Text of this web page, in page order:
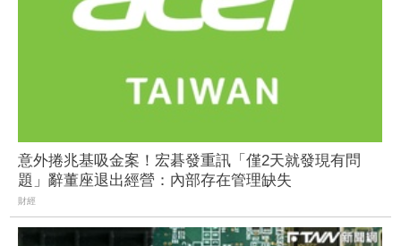
意外捲兆基吸金案！宏碁發重訊「僅2天就發現有問
題」辭董座退出經營：內部存在管理缺失
財經